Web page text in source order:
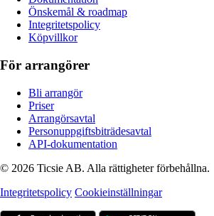
Önskemål & roadmap
Integritetspolicy
Köpvillkor
För arrangörer
Bli arrangör
Priser
Arrangörsavtal
Personuppgiftsbiträdesavtal
API-dokumentation
© 2026 Ticsie AB. Alla rättigheter förbehållna.
Integritetspolicy Cookieinställningar